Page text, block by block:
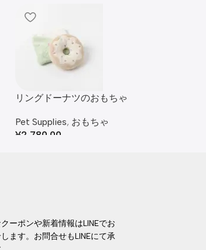
リングドーナツのおもちゃ
Pet Supplies, おもちゃ
¥2,780.00
ーポンや新着情報はLINEでお
ます。お問合せもLINEにて承